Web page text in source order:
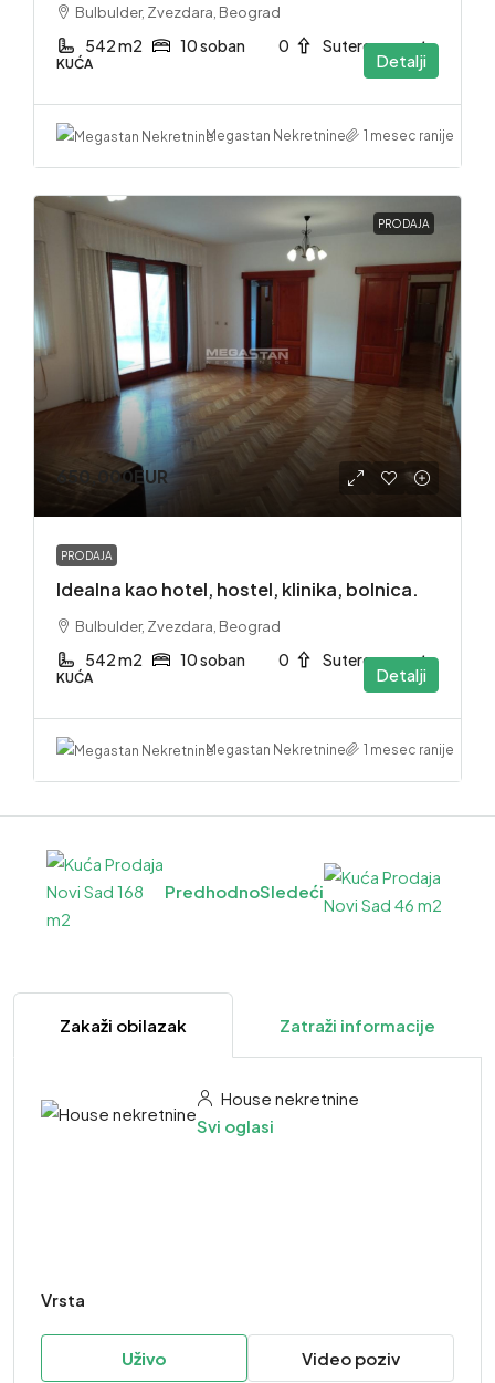
Bulbulder, Zvezdara, Beograd
542 m2 10 soban 0 Suteren. sprat
KUĆA Detalji
Megastan Nekretnine 1 mesec ranije
PRODAJA
650,000EUR
PRODAJA
Idealna kao hotel, hostel, klinika, bolnica.
Bulbulder, Zvezdara, Beograd
542 m2 10 soban 0 Suteren. sprat
KUĆA Detalji
Megastan Nekretnine 1 mesec ranije
PredhodnoSledeći
Zakaži obilazak Zatraži informacije
House nekretnine
Svi oglasi
Vrsta
Uživo Video poziv